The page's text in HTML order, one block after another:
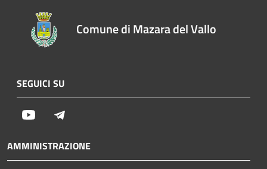
Comune di Mazara del Vallo
SEGUICI SU
Youtube
AMMINISTRAZIONE